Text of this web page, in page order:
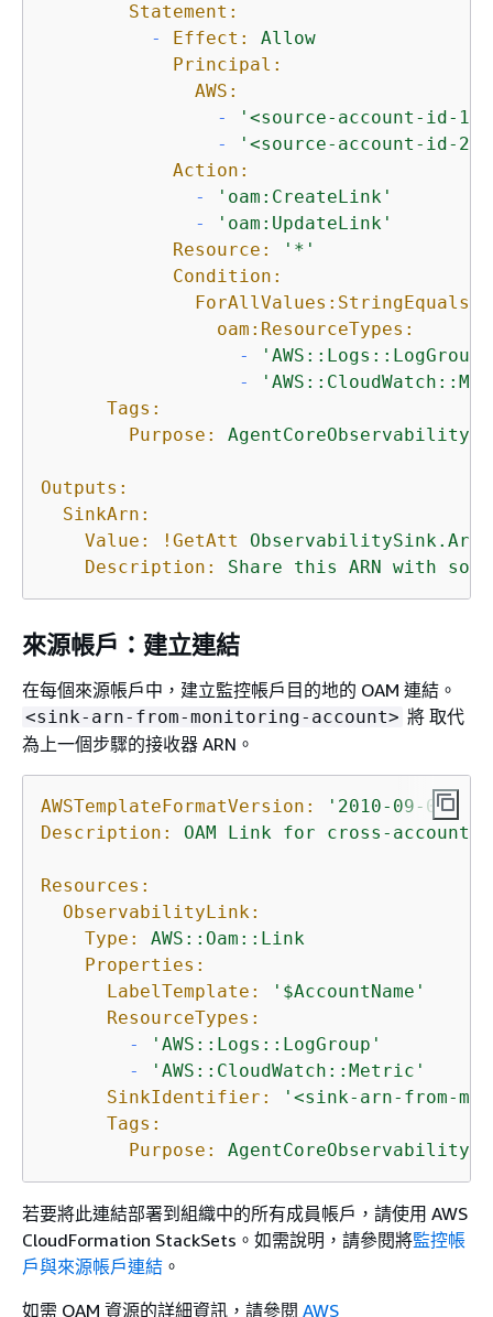
Statement:
-
Effect:
Allow
Principal:
AWS:
-
'<source-account-id-1>'
-
'<source-account-id-2>'
Action:
-
'oam:CreateLink'
-
'oam:UpdateLink'
Resource:
'*'
Condition:
ForAllValues:StringEquals:
oam:ResourceTypes:
-
'AWS::Logs::LogGroup'
-
Tags:
Purpose:
AgentCoreObservability
Outputs:
SinkArn:
Value:
!GetAtt
ObservabilitySink.Arn
Description:
Share this ARN with
來源帳戶：建立連結
在每個來源帳戶中，建立監控帳戶目的地的 OAM 連結。
<sink-arn-from-monitoring-account> 將 取代
為上一個步驟的接收器 ARN。
AWSTemplateFormatVersion:
'2010-09-09'
Description:
OAM Link for cross-account
Resources:
ObservabilityLink:
Type:
AWS::Oam::Link
Properties:
LabelTemplate:
'$AccountName'
ResourceTypes:
-
'AWS::Logs::LogGroup'
-
'AWS::CloudWatch::Metric'
SinkIdentifier:
'<sink-arn-from-
Tags:
Purpose:
AgentCoreObservability
若要將此連結部署到組織中的所有成員帳戶，請使用 AWS
CloudFormation StackSets。如需說明，請參閱將監控帳
戶與來源帳戶連結 。
如需 OAM 資源的詳細資訊，請參閱 AWS